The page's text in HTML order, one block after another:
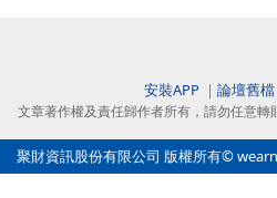
安裝APP ｜ 論壇舊檔
文章著作權及責任歸作者所有，請勿任意
聚財資訊股份有限公司 版權所有©